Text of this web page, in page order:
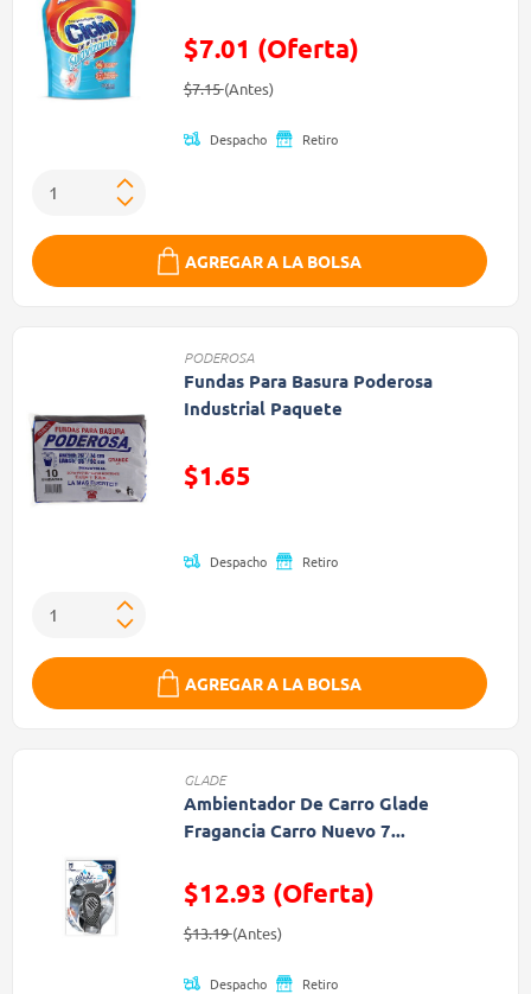
$7.01 (Oferta)
Precio reducido de
$7.15(Antes)(Oferta)
Despacho Retiro
AGREGAR A LA BOLSA
PODEROSA
Fundas Para Basura Poderosa
Industrial Paquete
Precio reducido de
$1.65
Despacho Retiro
AGREGAR A LA BOLSA
GLADE
Ambientador De Carro Glade
Fragancia Carro Nuevo 7...
$12.93 (Oferta)
Precio reducido de
$13.19(Antes)(Oferta)
Despacho Retiro